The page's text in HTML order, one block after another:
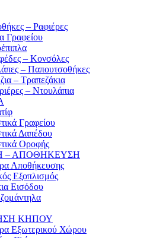
– Ραφιέρες
Γραφείου
– Κονσόλες
– Παπουτσοθήκες
– Τραπεζάκια
– Ντουλάπια
Γραφείου
Δαπέδου
Οροφής
– ΑΠΟΘΗΚΕΥΣΗ
Αποθήκευσης
Εξοπλισμός
Εισόδου
ΚΗΠΟΥ
Εξωτερικού Χώρου